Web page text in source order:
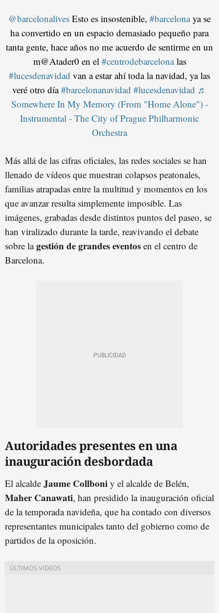
@barcelonalives Esto es insostenible, #barcelonaya se
ha convertido en un espacio demasiado pequeño para
tanta gente, hace años no me acuerdo de sentirme en un
m@Atader0 en el #centrodebarcelonalas
#lucesdenavidad van a estar ahí toda la navidad, ya las
veré otro día#barcelonanavidad #lucesdenavidad ♬
Somewhere In My Memory (From "Home Alone") -
Instrumental - The City of Prague Philharmonic
Orchestra
Más allá de las cifras oficiales, las redes sociales se han
llenado de vídeos que muestran colapsos peatonales,
familias atrapadas entre la multitud y momentos en los
que avanzar resulta simplemente imposible. Las
imágenes, grabadas desde distintos puntos del paseo, se
han viralizado durante la tarde, reavivando el debate
sobre lagestión de grandes eventos en el centro de
Barcelona.
Autoridades presentes en una
inauguración desbordada
El alcalde Jaume Collboni y el alcalde de Belén,
Maher Canawati, han presidido la inauguración oficial
de la temporada navideña, que ha contado con diversos
representantes municipales tanto del gobierno como de
partidos de la oposición.